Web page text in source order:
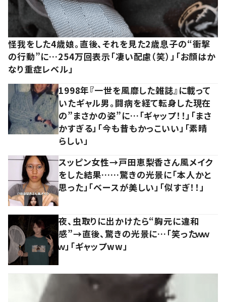
怪我をした4歳娘。直後、それを見た2歳息子の“衝撃
の行動”に…254万回表示「凄い配慮（笑）」「お顔はか
なり重症レベル」
1998年『一世を風靡した雑誌』に載って
いたギャル男。闘病を経て転身した現在
の”まさかの姿”に…「ギャップ！！」「まさ
かすぎる」「今も昔もかっこいい」「素晴
らしい」
スッピン女性→戸田恵梨香さん風メイク
をした結果……驚きの光景に「本人かと
思った」「ベースが美しい」「似すぎ！！」
夜、虫取りに出かけたら“胸元に違和
感”→直後、驚きの光景に…「笑ったｗｗ
ｗ」「ギャップww」